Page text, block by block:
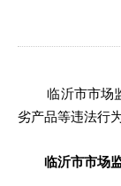
临沂市市场监
劣产品等违法行
临沂市市场监